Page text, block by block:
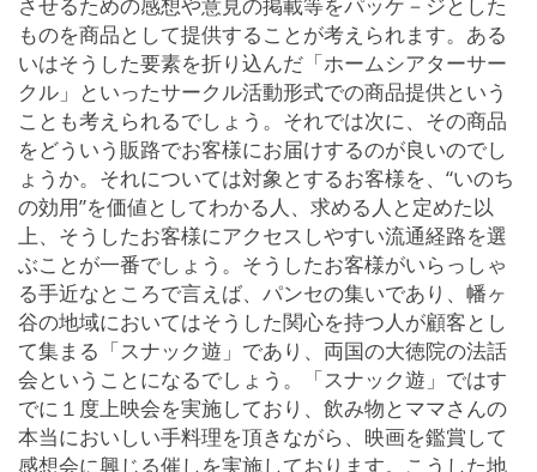
ものを商品として提供することが考えられます。ある
いはそうした要素を折り込んだ「ホームシアターサー
クル」といったサークル活動形式での商品提供という
ことも考えられるでしょう。それでは次に、その商品
をどういう販路でお客様にお届けするのが良いのでし
ょうか。それについては対象とするお客様を、“いのち
の効用”を価値としてわかる人、求める人と定めた以
上、そうしたお客様にアクセスしやすい流通経路を選
ぶことが一番でしょう。そうしたお客様がいらっしゃ
る手近なところで言えば、パンセの集いであり、幡ヶ
谷の地域においてはそうした関心を持つ人が顧客とし
て集まる「スナック遊」であり、両国の大徳院の法話
会ということになるでしょう。「スナック遊」ではす
でに１度上映会を実施しており、飲み物とママさんの
本当においしい手料理を頂きながら、映画を鑑賞して
感想会に興じる催しを実施しております。こうした地